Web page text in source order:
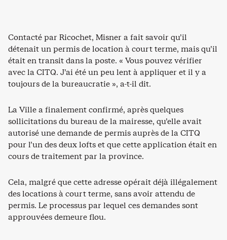
Contacté par Ricochet, Misner a fait savoir qu’il
détenait un permis de location à court terme, mais qu’il
était en transit dans la poste. « Vous pouvez vérifier
avec la CITQ. J’ai été un peu lent à appliquer et il y a
toujours de la bureaucratie », a-t-il dit.
La Ville a finalement confirmé, après quelques
sollicitations du bureau de la mairesse, qu’elle avait
autorisé une demande de permis auprès de la CITQ
pour l’un des deux lofts et que cette application était en
cours de traitement par la province.
Cela, malgré que cette adresse opérait déjà illégalement
des locations à court terme, sans avoir attendu de
permis. Le processus par lequel ces demandes sont
approuvées demeure flou.